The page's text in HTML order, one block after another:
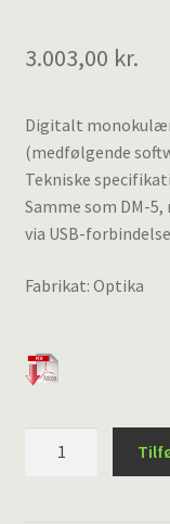
3.003,00 kr.
Digitalt
(medfølgende
Tekniske
Samme som DM-
via USB-forbindelse
Fabrikat: Optika